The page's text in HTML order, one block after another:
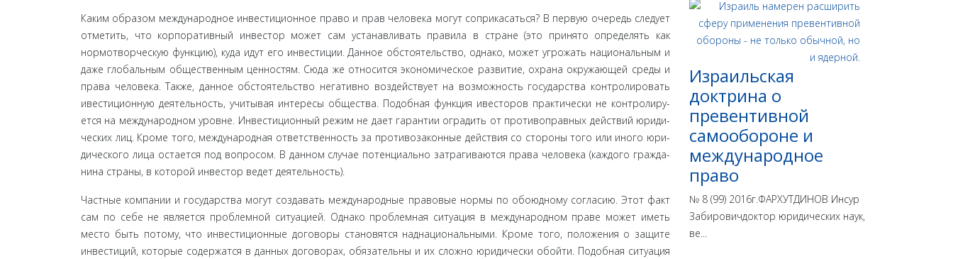
Каким образом международное инвестиционное пра­во и прав человека могут соприкасаться? В первую очередь следует
отметить, что корпоративный инвестор может сам устанавливать правила в стране (это принято определять как
нормотворческую функцию), куда идут его инвестиции. Дан­ное обстоятельство, однако, может угрожать национальным и
даже глобальным общественным ценностям. Сюда же от­носится экономическое развитие, охрана окружающей сре­ды и
права человека. Также, данное обстоятельство негативно воздействует на возможность государства контролировать
ивестиционную деятельность, учитывая интересы общества. Подобная функция ивесторов практически не контролиру­
ется на международном уровне. Инвестиционный режим не дает гарантии оградить от противоправных действий юриди­
ческих лиц. Кроме того, международная ответственность за противозаконные действия со стороны того или иного юри­
дического лица остается под вопросом. В данном случае по­тенциально затрагиваются права человека (каждого гражда­
нина страны, в которой инвестор ведет деятельность).
Частные компании и государства могут создавать меж­дународные правовые нормы по обоюдному согласию. Этот факт
сам по себе не является проблемной ситуацией. Однако проблемная ситуация в международном праве может иметь
место быть потому, что инвестиционные договоры стано­вятся наднациональными. Кроме того, положения о защите
инвестиций, которые содержатся в данных договорах, обяза­тельны и их сложно юридически обойти. Подобная ситуация
Израильская
доктрина o
превентивной
самообороне и
международное
право
№ 8 (99) 2016г.ФАРХУТДИНОВ Инсур
Забировичдоктор юридических наук,
ве...